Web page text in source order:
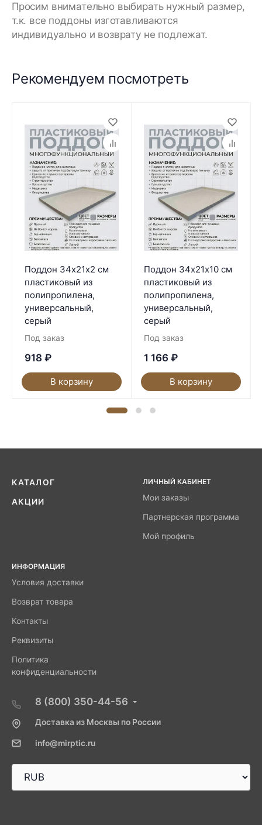
Просим внимательно выбирать нужный размер,
т.к. все поддоны изготавливаются
индивидуально и возврату не подлежат.
Рекомендуем посмотреть
Поддон 34х21х2 см
пластиковый из
полипропилена,
универсальный,
серый
Под заказ
918 ₽
В корзину
Поддон 34х21х10 см
пластиковый из
полипропилена,
универсальный,
серый
Под заказ
1 166 ₽
В корзину
КАТАЛОГ
АКЦИИ
ЛИЧНЫЙ КАБИНЕТ
Мои заказы
Партнерская программа
Мой профиль
ИНФОРМАЦИЯ
Условия доставки
Возврат товара
Контакты
Реквизиты
Политика
конфиденциальности
8 (800) 350-44-56
Доставка из Москвы по России
info@mirptic.ru